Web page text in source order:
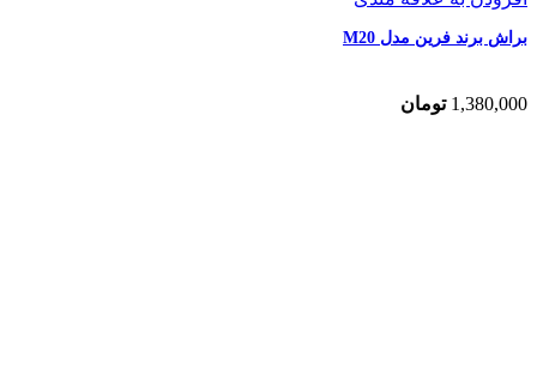
براش برند فرین مدل M20
1,380,000 تومان